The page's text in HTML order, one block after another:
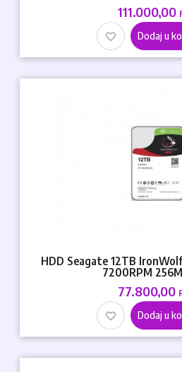
111.000,00
Dodaj u
HDD Seagate 12TB
7200RPM
77.800,00
Dodaj u